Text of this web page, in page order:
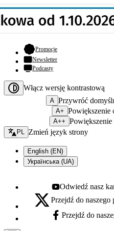
Promocje- otwiera się w nowej
Newsletter
Podcasty
Włącz wersję kontrastową
A Przywróć
A+ Powiększenie
A++
Zmień język - bieżący:
PL Zmień język strony
English (EN)
Українська (UA)
Youtube - otwiera się w
Odwiedź nasz
X - otwiera się w nowej karcie
Przejdź do
Facebook - otwiera się w
Przejdź do